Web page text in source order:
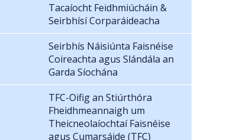
Tacaíocht Feidhmiúcháin &
Seirbhísí Corparáideacha
Seirbhís Náisiúnta Faisnéise
Coireachta agus Slándála an
Garda Síochána
TFC-Oifig an Stiúrthóra
Fheidhmeannaigh um
Theicneolaíochtaí Faisnéise
agus Cumarsáide (TFC)